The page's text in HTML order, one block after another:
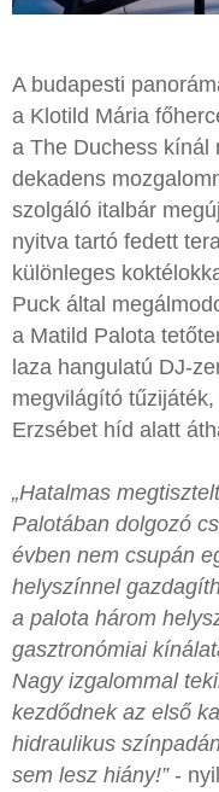
A budapesti
a Klotild Mária
a The Duchess kínál
dekadens
szolgáló italbár
nyitva tartó fedett
különleges
Puck által
a Matild Palota
laza hangulatú DJ-
megvilágító
Erzsébet híd alatt
„Hatalmas
Palotában dolgozó
évben nem csupán
helyszínnel
a palota három
gasztronómiai
Nagy izgalommal
kezdődnek az első
hidraulikus
sem lesz hiány!”-